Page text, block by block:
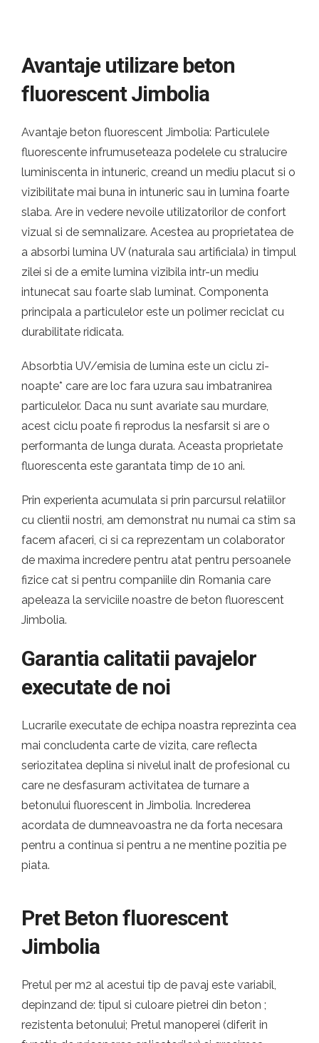
Avantaje utilizare beton
fluorescent Jimbolia
Avantaje beton fluorescent Jimbolia: Particulele
fluorescente infrumuseteaza podelele cu stralucire
luminiscenta in intuneric, creand un mediu placut si o
vizibilitate mai buna in intuneric sau in lumina foarte
slaba. Are in vedere nevoile utilizatorilor de confort
vizual si de semnalizare. Acestea au proprietatea de
a absorbi lumina UV (naturala sau artificiala) in timpul
zilei si de a emite lumina vizibila intr-un mediu
intunecat sau foarte slab luminat. Componenta
principala a particulelor este un polimer reciclat cu
durabilitate ridicata.
Absorbtia UV/emisia de lumina este un ciclu zi-
noapte* care are loc fara uzura sau imbatranirea
particulelor. Daca nu sunt avariate sau murdare,
acest ciclu poate fi reprodus la nesfarsit si are o
performanta de lunga durata. Aceasta proprietate
fluorescenta este garantata timp de 10 ani.
Prin experienta acumulata si prin parcursul relatiilor
cu clientii nostri, am demonstrat nu numai ca stim sa
facem afaceri, ci si ca reprezentam un colaborator
de maxima incredere pentru atat pentru persoanele
fizice cat si pentru companiile din Romania care
apeleaza la serviciile noastre de beton fluorescent
Jimbolia.
Garantia calitatii pavajelor
executate de noi
Lucrarile executate de echipa noastra reprezinta cea
mai concludenta carte de vizita, care reflecta
seriozitatea deplina si nivelul inalt de profesional cu
care ne desfasuram activitatea de turnare a
betonului fluorescent in Jimbolia. Increderea
acordata de dumneavoastra ne da forta necesara
pentru a continua si pentru a ne mentine pozitia pe
piata.
Pret Beton fluorescent
Jimbolia
Pretul per m2 al acestui tip de pavaj este variabil,
depinzand de: tipul si culoare pietrei din beton ;
rezistenta betonului; Pretul manoperei (diferit in